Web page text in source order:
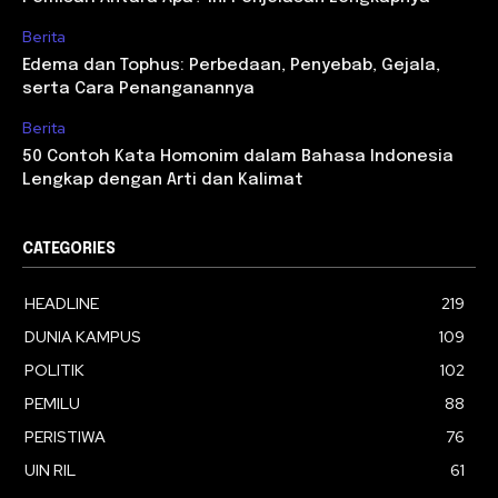
Berita
Edema dan Tophus: Perbedaan, Penyebab, Gejala,
serta Cara Penanganannya
Berita
50 Contoh Kata Homonim dalam Bahasa Indonesia
Lengkap dengan Arti dan Kalimat
CATEGORIES
HEADLINE
219
DUNIA KAMPUS
109
POLITIK
102
PEMILU
88
PERISTIWA
76
UIN RIL
61